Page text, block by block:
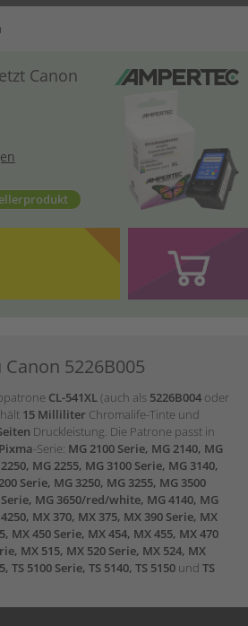
Canon
5226B005
CL-541XL(auch als 5226B004 oder
15 Milliliter Chromalife-Tinte und
Druckleistung. Die Patrone passt in
Pixma-Serie: MG 2100 Serie, MG 2140, MG
MG 2255, MG 3100 Serie, MG 3140,
Serie, MG 3250, MG 3255, MG 3500
MG 3650/red/white, MG 4140, MG
MX 370, MX 375, MX 390 Serie, MX
MX 450 Serie, MX 454, MX 455, MX 470
MX 515, MX 520 Serie, MX 524, MX
TS 5100 Serie, TS 5140, TS 5150 und TS